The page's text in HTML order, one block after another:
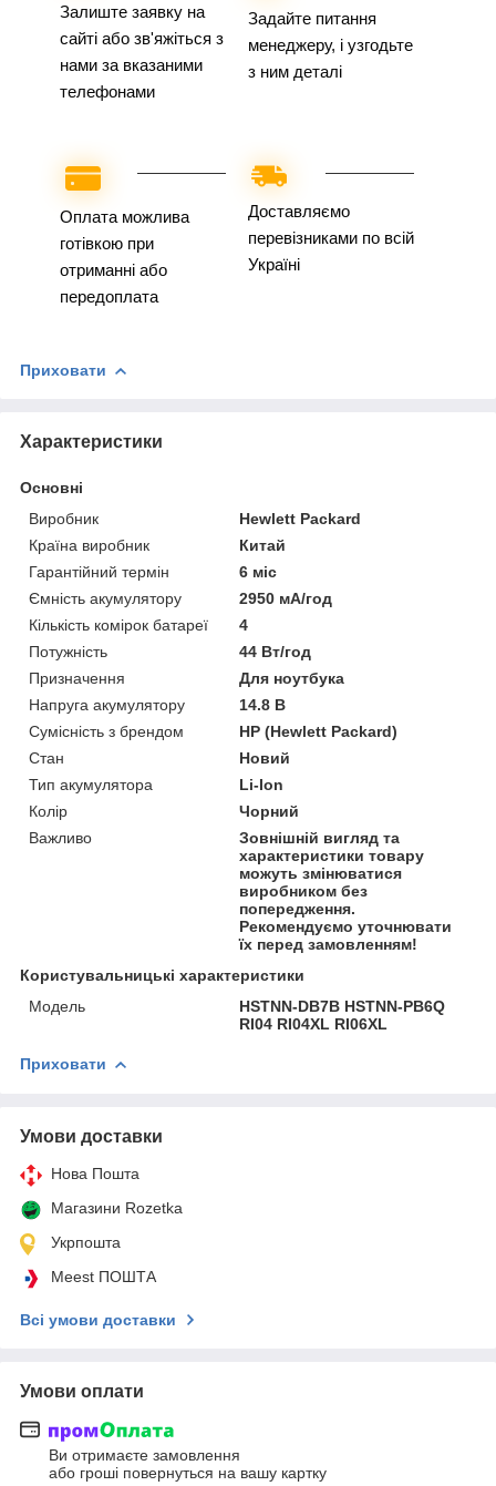
Залиште заявку на
сайті або зв'яжіться з
нами за вказаними
телефонами
Задайте питання
менеджеру, і узгодьте
з ним деталі
Оплата можлива
готівкою при
отриманні або
передоплата
Доставляємо
перевізниками по всій
Україні
Приховати
Характеристики
Основні
Виробник
Hewlett Packard
Країна виробник
Китай
Гарантійний термін
6 міс
Ємність акумулятору
2950 мА/год
Кількість комірок батареї
4
Потужність
44 Вт/год
Призначення
Для ноутбука
Напруга акумулятору
14.8 В
Сумісність з брендом
HP (Hewlett Packard)
Стан
Новий
Тип акумулятора
Li-Ion
Колір
Чорний
Важливо
Зовнішній вигляд та
характеристики товару
можуть змінюватися
виробником без
попередження.
Рекомендуємо уточнювати
їх перед замовленням!
Користувальницькі характеристики
Мoдель
HSTNN-DB7B HSTNN-PB6Q
RI04 RI04XL RI06XL
Приховати
Умови доставки
Нова Пошта
Магазини Rozetka
Укрпошта
Meest ПОШТА
Всі умови доставки
Умови оплати
Ви отримаєте замовлення
або гроші повернуться на вашу картку